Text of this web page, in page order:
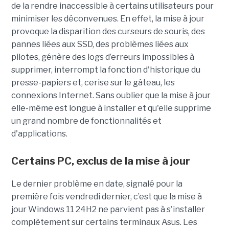
de la rendre inaccessible à certains utilisateurs pour
minimiser les déconvenues. En effet, la mise à jour
provoque la disparition des curseurs de souris, des
pannes liées aux SSD, des problèmes liées aux
pilotes, génère des logs d’erreurs impossibles à
supprimer, interrompt la fonction d'historique du
presse-papiers et, cerise sur le gâteau, les
connexions Internet. Sans oublier que la mise à jour
elle-même est longue à installer et qu'elle supprime
un grand nombre de fonctionnalités et
d'applications.
Certains PC, exclus de la mise à jour
Le dernier problème en date, signalé pour la
première fois vendredi dernier, c’est que la mise à
jour Windows 11 24H2 ne parvient pas à s'installer
complètement sur certains terminaux Asus. Les